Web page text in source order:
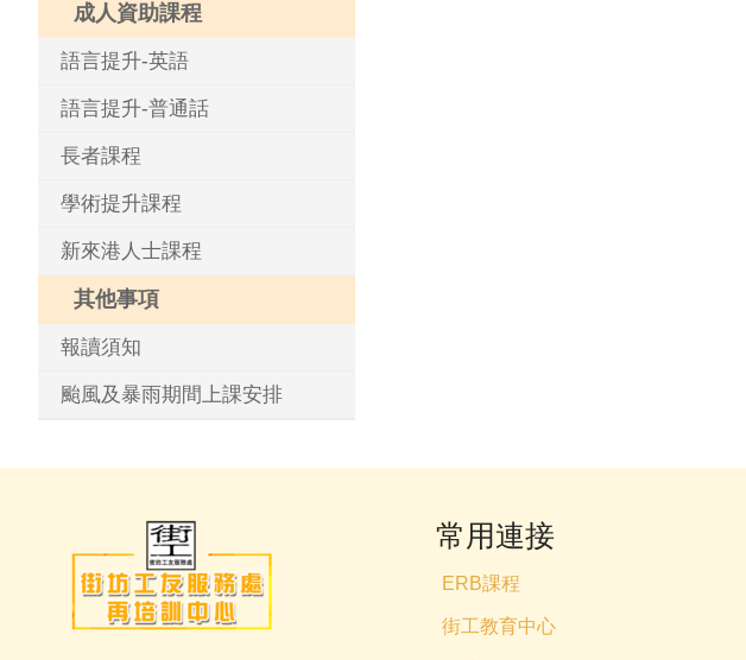
成人資助課程
語言提升-英語
語言提升-普通話
長者課程
學術提升課程
新來港人士課程
其他事項
報讀須知
颱風及暴雨期間上課安排
常用連接
ERB課程
街工教育中心